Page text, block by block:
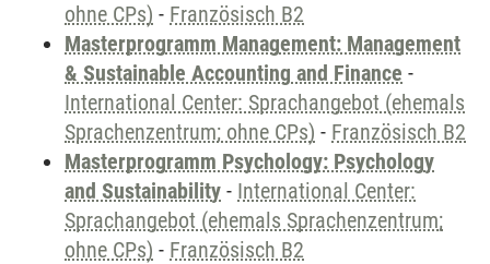
ohne CPs) - Französisch B2
Masterprogramm Management: Management
& Sustainable Accounting and Finance -
International Center: Sprachangebot (ehemals
Sprachenzentrum; ohne CPs) - Französisch B2
Masterprogramm Psychology: Psychology
and Sustainability - International Center:
Sprachangebot (ehemals Sprachenzentrum;
ohne CPs) - Französisch B2